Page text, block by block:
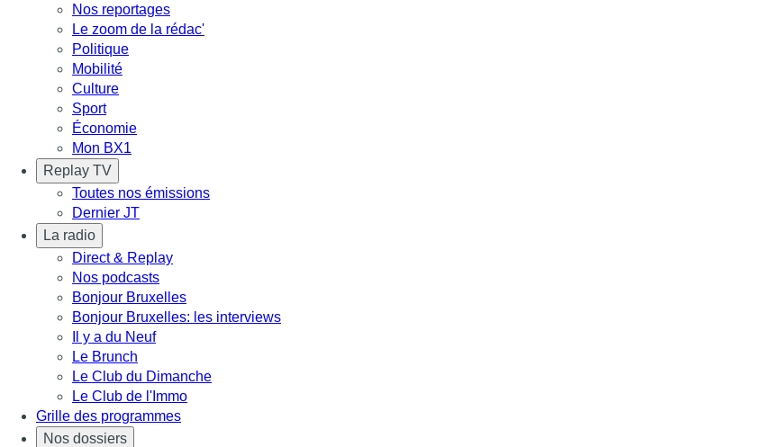
Nos reportages
Le zoom de la rédac'
Politique
Mobilité
Culture
Sport
Économie
Mon BX1
Replay TV
Toutes nos émissions
Dernier JT
La radio
Direct & Replay
Nos podcasts
Bonjour Bruxelles
Bonjour Bruxelles: les interviews
Il y a du Neuf
Le Brunch
Le Club du Dimanche
Le Club de l'Immo
Grille des programmes
Nos dossiers